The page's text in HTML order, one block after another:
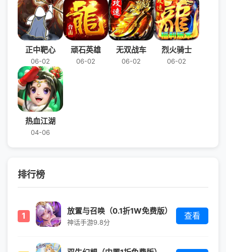
正中靶心
06-02
顽石英雄
06-02
无双战车
06-02
烈火骑士
06-02
热血江湖
04-06
排行榜
1 放置与召唤（0.1折1W免费版）
神话手游9.8分
查看